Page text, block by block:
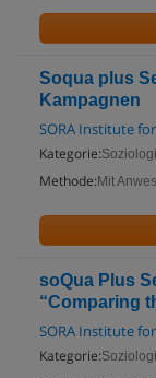
Soqua plus
Kampagnen
SORA Institute
Kategorie:
Methode: Mit
soQua Plus
“Comparing
SORA Institute
Kategorie: